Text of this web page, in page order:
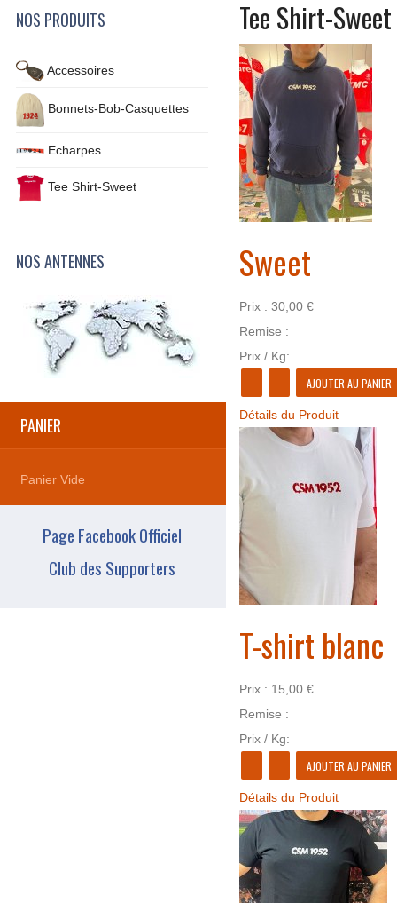
NOS PRODUITS
Accessoires
Bonnets-Bob-Casquettes
Echarpes
Tee Shirt-Sweet
NOS ANTENNES
PANIER
Panier Vide
Page Facebook Officiel
Club des Supporters
Tee Shirt-Sweet
Sweet
Prix : 30,00 €
Remise :
Prix / Kg:
Détails du Produit
T-shirt blanc
Prix : 15,00 €
Remise :
Prix / Kg:
Détails du Produit